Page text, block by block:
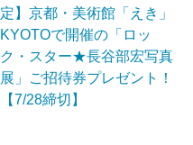
定】京都・美術館「えき」
KYOTOで開催の「ロッ
ク・スター★長谷部宏写真
展」ご招待券プレゼント！
【7/28締切】